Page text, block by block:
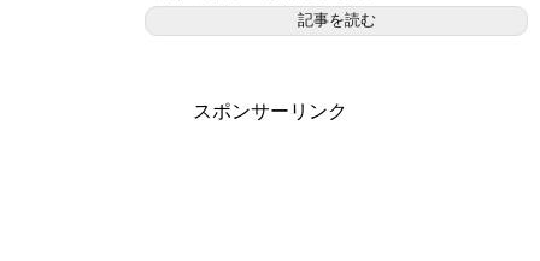
記事を読む
スポンサーリンク